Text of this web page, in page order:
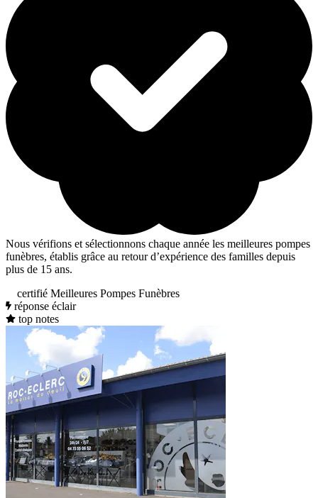
Nous vérifions et sélectionnons chaque année les meilleures pompes
funèbres, établis grâce au retour d’expérience des familles depuis
plus de 15 ans.
certifié Meilleures Pompes Funèbres
réponse éclair
top notes